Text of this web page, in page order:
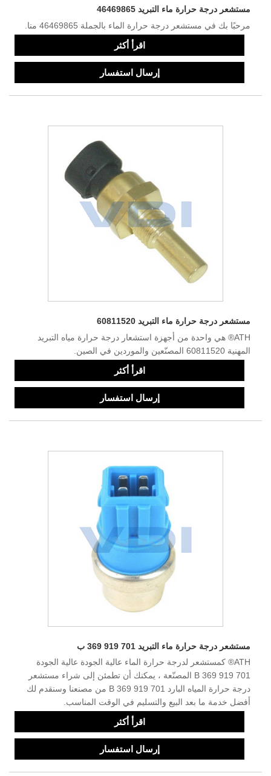
مستشعر درجة حرارة ماء التبريد 46469865
مرحبًا بك في مستشعر درجة حرارة الماء بالجملة 46469865 منا.
اقرأ أكثر
إرسال استفسار
مستشعر درجة حرارة ماء التبريد 60811520
ATH® هي واحدة من أجهزة استشعار درجة حرارة مياه التبريد
المهنية 60811520 المصنّعين والموردين في الصين.
اقرأ أكثر
إرسال استفسار
مستشعر درجة حرارة ماء التبريد 701 919 369 ب
ATH® كمستشعر لدرجة حرارة الماء عالية الجودة عالية الجودة
701 919 369 B المصنّعة ، يمكنك أن تطمئن إلى شراء مستشعر
درجة حرارة المياه البارد 701 919 369 B من مصنعنا وسنقدم لك
أفضل خدمة ما بعد البيع والتسليم في الوقت المناسب.
اقرأ أكثر
إرسال استفسار